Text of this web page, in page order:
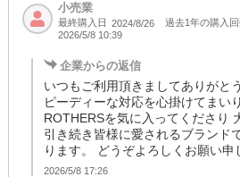
小売業
最終購入日 2024/8/26 過去1年の購入
2026/5/8 10:39
企業からの返信
いつもご利用頂きましてありがと
ピーディーな対応を心掛けてまい
ROTHERSを気に入ってくださり
引き続き皆様に愛されるブランド
ります。 どうぞよろしくお願い申
2026/5/8 17:26